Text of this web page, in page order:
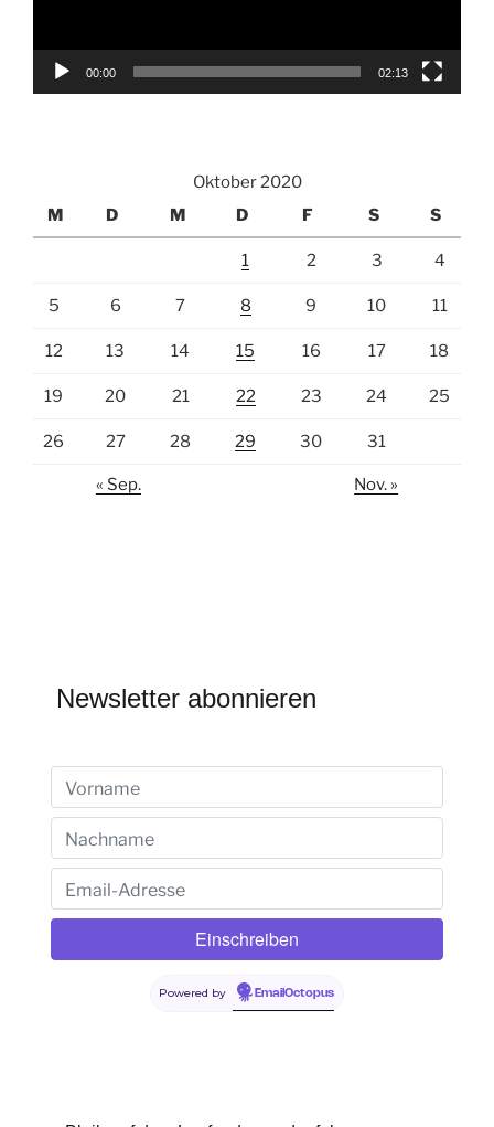
00:00 02:13
Oktober 2020
M
D M D F S S
1 2 3 4
5 6 7 8 9 10 11
12 13 14 15 16 17 18
19 20 21 22 23 24 25
26 27 28 29 30 31
« Sep. Nov. »
Newsletter abonnieren
Powered by EmailOctopus